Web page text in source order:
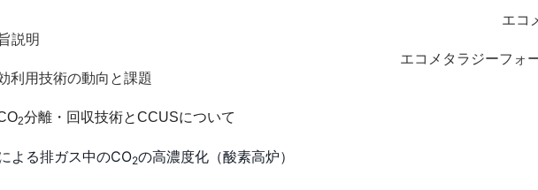
エコ
説明
エコメタラジーフォ
利用技術の動向と課題
2分離・回収技術とCCUSについて
よる排ガス中のCO2の高濃度化（酸素高炉）